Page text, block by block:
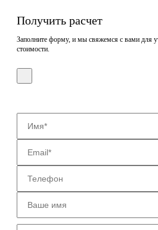
Получить расчет
Заполните форму, и мы свяжемся с вами для
стоимости.